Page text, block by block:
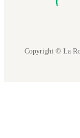
Copyright © La